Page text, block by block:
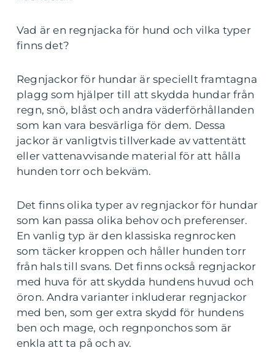
Vad är en regnjacka för hund och vilka typer
finns det?
Regnjackor för hundar är speciellt framtagna
plagg som hjälper till att skydda hundar från
regn, snö, blåst och andra väderförhållanden
som kan vara besvärliga för dem. Dessa
jackor är vanligtvis tillverkade av vattentätt
eller vattenavvisande material för att hålla
hunden torr och bekväm.
Det finns olika typer av regnjackor för hundar
som kan passa olika behov och preferenser.
En vanlig typ är den klassiska regnrocken
som täcker kroppen och håller hunden torr
från hals till svans. Det finns också regnjackor
med huva för att skydda hundens huvud och
öron. Andra varianter inkluderar regnjackor
med ben, som ger extra skydd för hundens
ben och mage, och regnponchos som är
enkla att ta på och av.